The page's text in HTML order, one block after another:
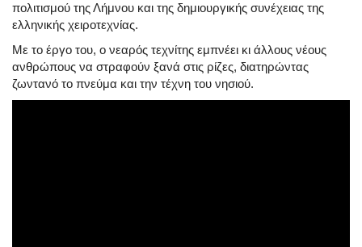
πολιτισμού της Λήμνου και της δημιουργικής συνέχειας της
ελληνικής χειροτεχνίας.
Με το έργο του, ο νεαρός τεχνίτης εμπνέει κι άλλους νέους
ανθρώπους να στραφούν ξανά στις ρίζες, διατηρώντας
ζωντανό το πνεύμα και την τέχνη του νησιού.